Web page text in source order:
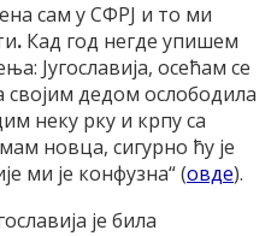
сам у СФРЈ и то ми
. Кад год негде упишем
Југославија, осећам се
својим дедом ослободила
неку рку и крпу са
новца, сигурно ћу је
ми је конфузна“ (овде).
је била